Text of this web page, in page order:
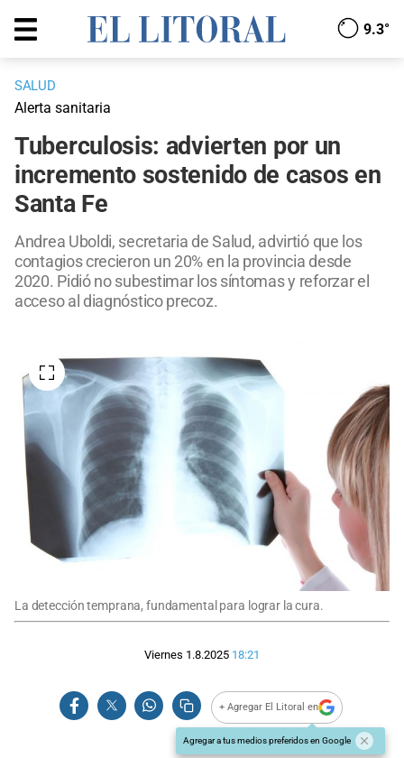
9.3°
SALUD
Alerta sanitaria
Tuberculosis: advierten por un
incremento sostenido de casos en
Santa Fe
Andrea Uboldi, secretaria de Salud, advirtió que los
contagios crecieron un 20% en la provincia desde
2020. Pidió no subestimar los síntomas y reforzar el
acceso al diagnóstico precoz.
La detección temprana, fundamental para lograr la cura.
Viernes 1.8.2025 18:21
+ Agregar El Litoral en
Agregar a tus medios preferidos en Google